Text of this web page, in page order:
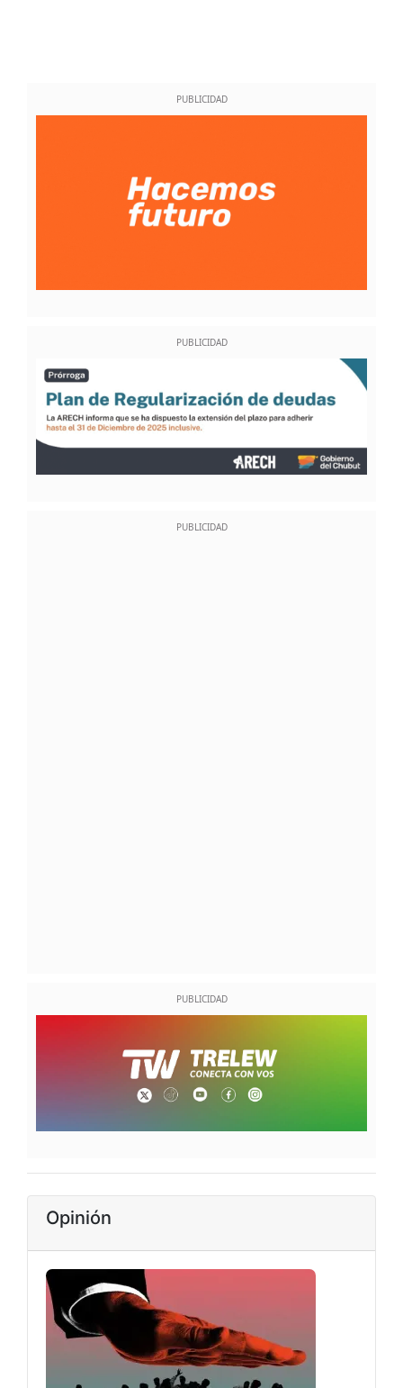
Opinión